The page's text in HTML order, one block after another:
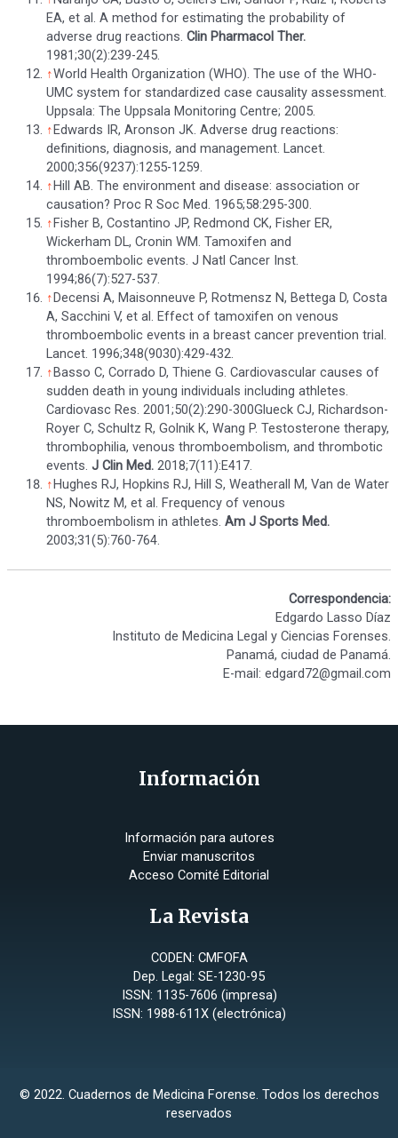
EA, et al. A method for estimating the probability of
adverse drug reactions. Clin Pharmacol Ther.
1981;30(2):239-245.
↑World Health Organization (WHO). The use of the WHO-
UMC system for standardized case causality assessment.
Uppsala: The Uppsala Monitoring Centre; 2005.
↑Edwards IR, Aronson JK. Adverse drug reactions:
definitions, diagnosis, and management. Lancet.
2000;356(9237):1255-1259.
↑Hill AB. The environment and disease: association or
causation? Proc R Soc Med. 1965;58:295-300.
↑Fisher B, Costantino JP, Redmond CK, Fisher ER,
Wickerham DL, Cronin WM. Tamoxifen and
thromboembolic events. J Natl Cancer Inst.
1994;86(7):527-537.
↑Decensi A, Maisonneuve P, Rotmensz N, Bettega D, Costa
A, Sacchini V, et al. Effect of tamoxifen on venous
thromboembolic events in a breast cancer prevention trial.
Lancet. 1996;348(9030):429-432.
↑Basso C, Corrado D, Thiene G. Cardiovascular causes of
sudden death in young individuals including athletes.
Cardiovasc Res. 2001;50(2):290-300Glueck CJ, Richardson-
Royer C, Schultz R, Golnik K, Wang P. Testosterone therapy,
thrombophilia, venous thromboembolism, and thrombotic
events. J Clin Med.2018;7(11):E417.
↑Hughes RJ, Hopkins RJ, Hill S, Weatherall M, Van de Water
NS, Nowitz M, et al. Frequency of venous
thromboembolism in athletes. Am J Sports Med.
2003;31(5):760-764.
Correspondencia:
Edgardo Lasso Díaz
Instituto de Medicina Legal y Ciencias Forenses.
Panamá, ciudad de Panamá.
E-mail: edgard72@gmail.com
Información
Información para autores
Enviar manuscritos
Acceso Comité Editorial
La Revista
CODEN: CMFOFA
Dep. Legal: SE-1230-95
ISSN: 1135-7606 (impresa)
ISSN: 1988-611X (electrónica)
© 2022. Cuadernos de Medicina Forense. Todos los derechos
reservados